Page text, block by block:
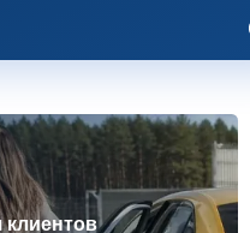
клиентов